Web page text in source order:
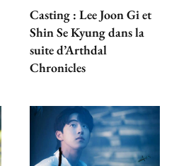
Casting : Lee Joon Gi et
Shin Se Kyung dans la
suite d’Arthdal
Chronicles